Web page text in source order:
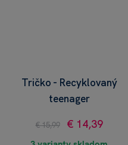
Tričko - Recyklovaný
teenager
€ 15,99 € 14,39